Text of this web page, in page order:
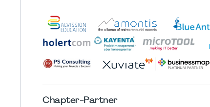
Chapter-Partner